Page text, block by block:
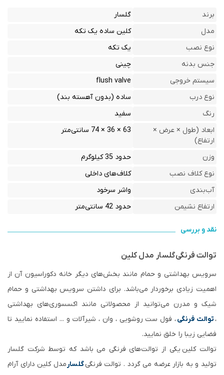
برند
گلسار
مدل
کلین ساده یک تکه
نوع نصب
یک تکه
جنس بدنه
چینی
سیستم خروجی
flush valve
نوع درب
ساده (بدون آهسته بند)
رنگ
سفید
ابعاد (طول × عرض ×
ارتفاع)
63 × 36 × 74 سانتی‌متر
وزن
حدود 35 کیلوگرم
نوع کلاف نصب
کلاف‌های داخلی
آب‌بندی
واشر سرخود
ارتفاع نشیمن
حدود 42 سانتی‌متر
نقد و بررسی
توالت فرنگیگلسار مدل کلین
سرویس بهداشتی و حمام مانند بخش‌های دیگر خانه دکوراسیون آن از
اهمیت زیادی برخوردار می‌باشد. برای داشتن سرویس بهداشتی و حمام
شیک و مدرن می‌توانید از محصولاتی مانند اکسسوری‌های بهداشتی
،توالت فرنگی، فول ست روشویی ، وان ، شیرآلات و ... استفاده نمایید تا
فضایی زیبا را خلق نمایید.
توالت کلین یکی از توالت‌های فرنگی می باشد که توسط شرکت گلسار
تولید و به بازار عرضه می گردد . توالت فرنگیگلسار مدل کلین دارای آرام